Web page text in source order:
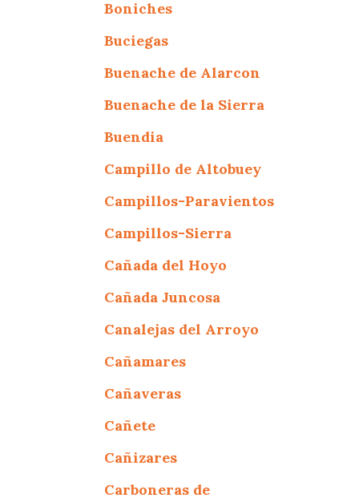
Boniches
Buciegas
Buenache de Alarcon
Buenache de la Sierra
Buendia
Campillo de Altobuey
Campillos-Paravientos
Campillos-Sierra
Cañada del Hoyo
Cañada Juncosa
Canalejas del Arroyo
Cañamares
Cañaveras
Cañete
Cañizares
Carboneras de